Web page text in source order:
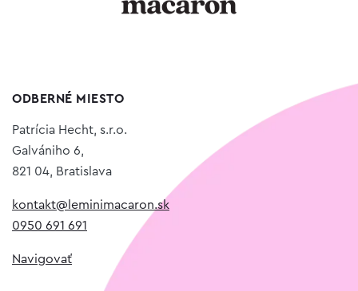
ODBERNÉ MIESTO
Patrícia Hecht, s.r.o.
Galvániho 6,
821 04, Bratislava
kontakt@leminimacaron.sk
0950 691 691
Navigovať